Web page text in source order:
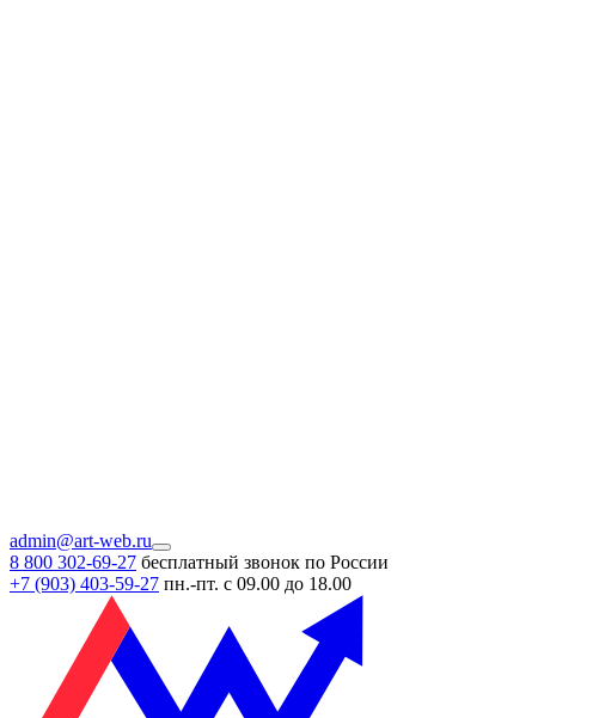
admin@art-web.ru
8 800 302-69-27 бесплатный звонок по России
+7 (903) 403-59-27 пн.-пт. с 09.00 до 18.00